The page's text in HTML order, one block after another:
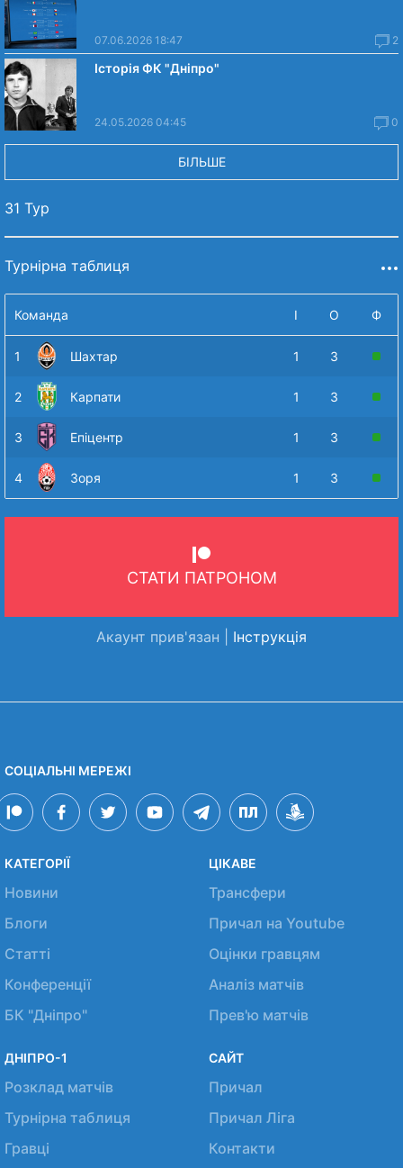
07.06.2026 18:47 2
Історія ФК "Дніпро"
24.05.2026 04:45 0
БІЛЬШЕ
31 Тур
Турнірна таблиця
Команда І О Ф
1 Шахтар 1 3
2 Карпати 1 3
3 Епіцентр 1 3
4 Зоря 1 3
СТАТИ ПАТРОНОМ
Акаунт прив'язан | Інструкція
СОЦІАЛЬНІ МЕРЕЖІ
КАТЕГОРІЇ
Новини
Блоги
Статті
Конференції
БК "Дніпро"
ЦІКАВЕ
Трансфери
Причал на Youtube
Оцінки гравцям
Аналіз матчів
Прев'ю матчів
ДНІПРО-1
Розклад матчів
Турнірна таблиця
Гравці
САЙТ
Причал
Причал Ліга
Контакти